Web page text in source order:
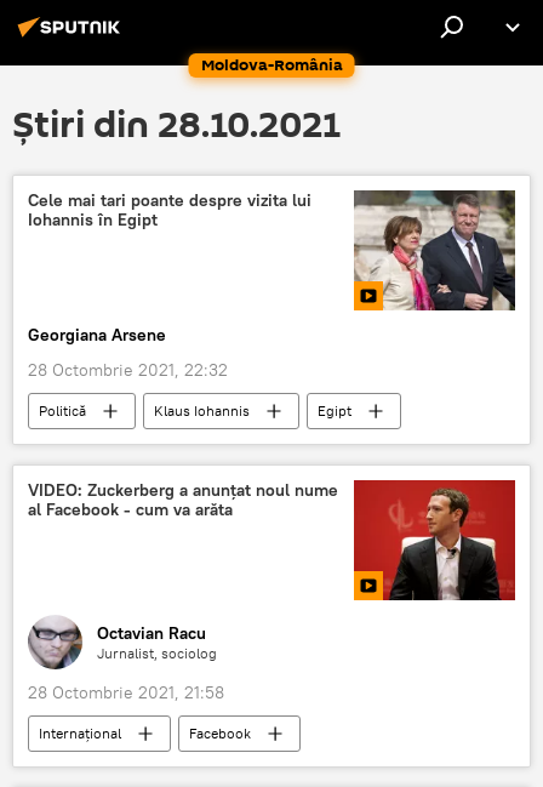
Moldova-România
Știri din 28.10.2021
Cele mai tari poante despre vizita lui
Iohannis în Egipt
Georgiana Arsene
28 Octombrie 2021, 22:32
Politică Klaus Iohannis
Egipt
Carmen Avram
VIDEO: Zuckerberg a anunțat noul nume
al Facebook - cum va arăta
Octavian Racu
Jurnalist, sociolog
28 Octombrie 2021, 21:58
Internaţional
Facebook
Mark Zuckerberg